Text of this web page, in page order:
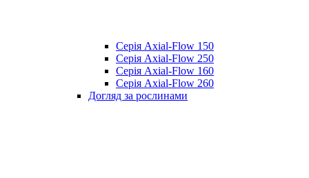
Серія Axial-Flow 150
Серія Axial-Flow 250
Серія Axial-Flow 160
Серія Axial-Flow 260
Догляд за рослинами